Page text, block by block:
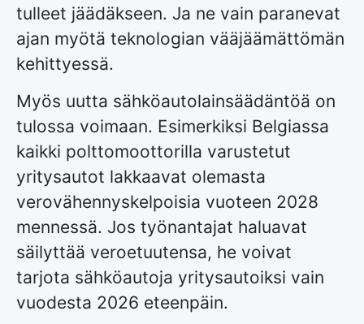
tulleet jäädäkseen. Ja ne vain paranevat
ajan myötä teknologian vääjäämättömän
kehittyessä.
Myös uutta sähköautolainsäädäntöä on
tulossa voimaan. Esimerkiksi Belgiassa
kaikki polttomoottorilla varustetut
yritysautot lakkaavat olemasta
verovähennyskelpoisia vuoteen 2028
mennessä. Jos työnantajat haluavat
säilyttää veroetuutensa, he voivat
tarjota sähköautoja yritysautoiksi vain
vuodesta 2026 eteenpäin.